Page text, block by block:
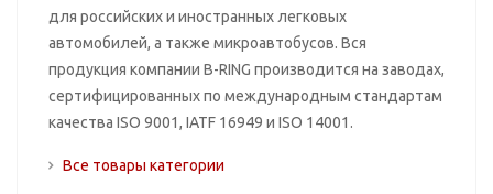
для российских и иностранных легковых
автомобилей, а также микроавтобусов. Вся
продукция компании B-RING производится на заводах,
сертифицированных по международным стандартам
качества ISO 9001, IATF 16949 и ISO 14001.
Все товары категории